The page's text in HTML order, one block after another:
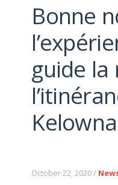
Bonne
guide la
Kelowna
October 22, 2020 /